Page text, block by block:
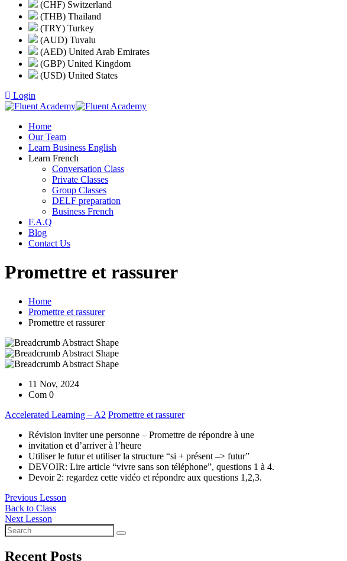
(CHF) Switzerland
(THB) Thailand
(TRY) Turkey
(AUD) Tuvalu
(AED) United Arab Emirates
(GBP) United Kingdom
(USD) United States
Login
Home
Our Team
Learn Business English
Learn French
Conversation Class
Private Classes
Group Classes
DELF preparation
Business French
F.A.Q
Blog
Contact Us
Promettre et rassurer
Home
Promettre et rassurer
Promettre et rassurer
11 Nov, 2024
Com 0
Accelerated Learning – A2 Promettre et rassurer
Révision inviter une personne – Promettre de répondre à une
invitation et d’arriver à l’heure
Utiliser le futur et utiliser la structure “si + présent –> futur”
DEVOIR: Lire article “vivre sans son téléphone”, questions 1 à 4.
Devoir 2: regardez cette vidéo et répondre aux questions 1,2,3.
Previous Lesson
Back to Class
Next Lesson
Recent Posts